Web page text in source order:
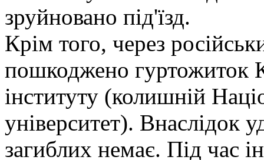
зруйновано під'їзд.
Крім того, через
пошкоджено гуртожиток
інституту (колишній
університет). Внаслідок
загиблих немає. Під час